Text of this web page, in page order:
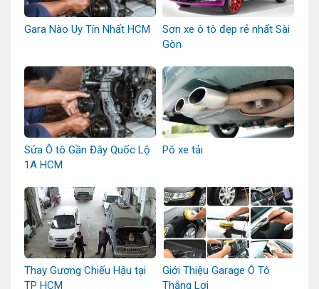
Gara Nào Uy Tín Nhất HCM
Sơn xe ô tô đẹp rẻ nhất Sài
Gòn
Sửa Ô tô Gần Đây Quốc Lộ
1A HCM
Pô xe tải
Thay Gương Chiếu Hậu tại
TP HCM
Giới Thiệu Garage Ô Tô
Thắng Lợi